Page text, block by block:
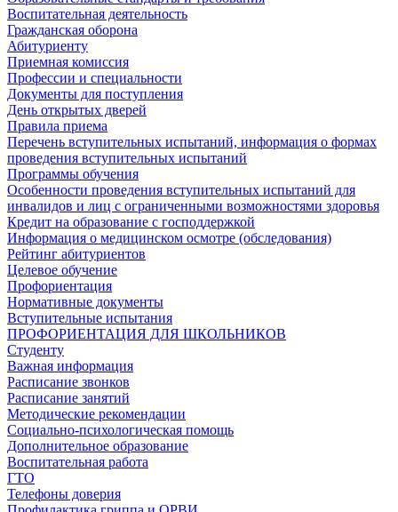
Воспитательная деятельность
Гражданская оборона
Абитуриенту
Приемная комиссия
Профессии и специальности
Документы для поступления
День открытых дверей
Правила приема
Перечень вступительных испытаний, информация о формах
проведения вступительных испытаний
Программы обучения
Особенности проведения вступительных испытаний для
инвалидов и лиц с ограниченными возможностями здоровья
Кредит на образование с господдержкой
Информация о медицинском осмотре (обследования)
Рейтинг абитуриентов
Целевое обучение
Профориентация
Нормативные документы
Вступительные испытания
ПРОФОРИЕНТАЦИЯ ДЛЯ ШКОЛЬНИКОВ
Студенту
Важная информация
Расписание звонков
Расписание занятий
Методические рекомендации
Социально-психологическая помощь
Дополнительное образование
Воспитательная работа
ГТО
Телефоны доверия